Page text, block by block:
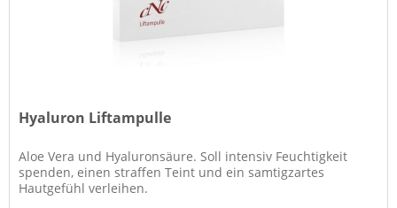
Hyaluron Liftampulle
Aloe Vera und Hyaluronsäure. Soll intensiv Feuchtigkeit
spenden, einen straffen Teint und ein samtigzartes
Hautgefühl verleihen.